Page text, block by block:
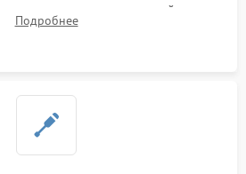
монтаж новых радиодеталей.
токоведущих дорожек и
Подробнее